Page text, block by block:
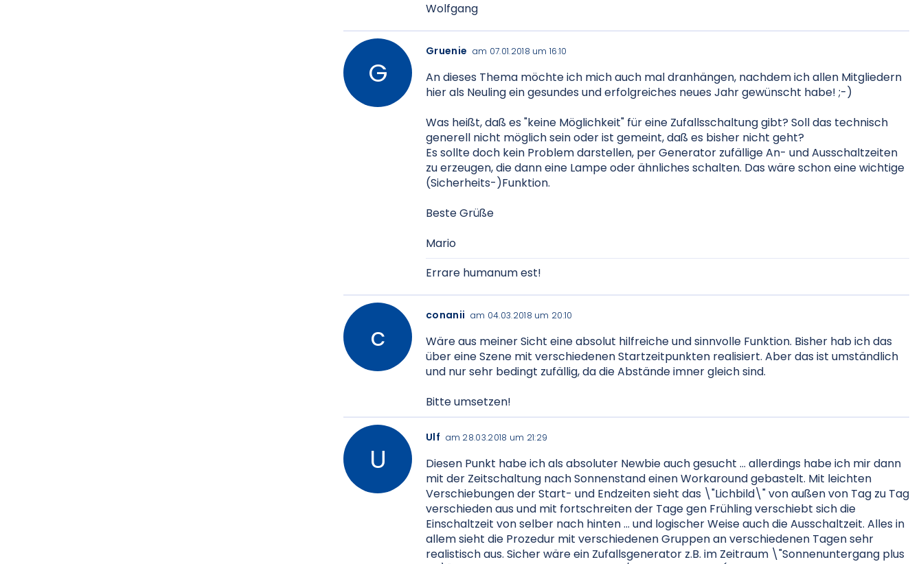
Wolfgang
Gruenie am 07.01.2018 um 16:10
An dieses Thema möchte ich mich auch mal dranhängen, nachdem ich allen Mitgliedern
hier als Neuling ein gesundes und erfolgreiches neues Jahr gewünscht habe! ;-)
Was heißt, daß es "keine Möglichkeit" für eine Zufallsschaltung gibt? Soll das technisch
generell nicht möglich sein oder ist gemeint, daß es bisher nicht geht?
Es sollte doch kein Problem darstellen, per Generator zufällige An- und Ausschaltzeiten
zu erzeugen, die dann eine Lampe oder ähnliches schalten. Das wäre schon eine wichtige
(Sicherheits-)Funktion.
Beste Grüße
Mario
Errare humanum est!
conanii am 04.03.2018 um 20:10
Wäre aus meiner Sicht eine absolut hilfreiche und sinnvolle Funktion. Bisher hab ich das
über eine Szene mit verschiedenen Startzeitpunkten realisiert. Aber das ist umständlich
und nur sehr bedingt zufällig, da die Abstände imner gleich sind.
Bitte umsetzen!
Ulf am 28.03.2018 um 21:29
Diesen Punkt habe ich als absoluter Newbie auch gesucht ... allerdings habe ich mir dann
mit der Zeitschaltung nach Sonnenstand einen Workaround gebastelt. Mit leichten
Verschiebungen der Start- und Endzeiten sieht das \"Lichbild\" von außen von Tag zu Tag
verschieden aus und mit fortschreiten der Tage gen Frühling verschiebt sich die
Einschaltzeit von selber nach hinten ... und logischer Weise auch die Ausschaltzeit. Alles in
allem sieht die Prozedur mit verschiedenen Gruppen an verschiedenen Tagen sehr
realistisch aus. Sicher wäre ein Zufallsgenerator z.B. im Zeitraum \"Sonnenuntergang plus